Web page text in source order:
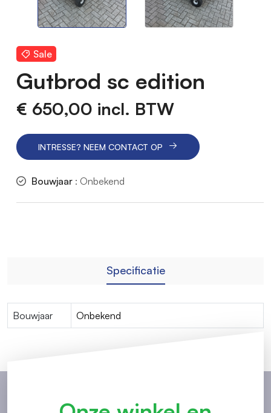
Sale
Gutbrod sc edition
€ 650,00 incl. BTW
INTRESSE? NEEM CONTACT OP
Bouwjaar : Onbekend
Specificatie
Bouwjaar Onbekend